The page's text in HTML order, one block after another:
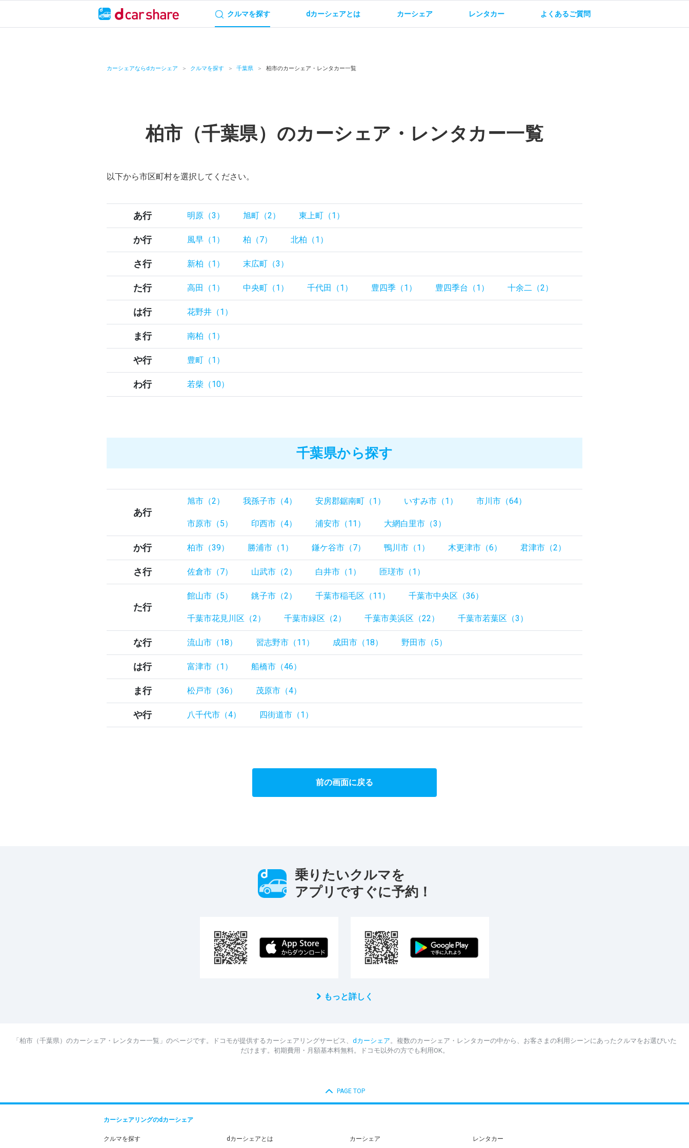
クルマを探す dカーシェアとは カーシェア レンタカー よくあるご質問
カーシェアならdカーシェア クルマを探す 千葉県 柏市のカーシェア・レンタカー一覧
柏市（千葉県）のカーシェア・レンタカー一覧
以下から市区町村を選択してください。
あ行 明原（3） 旭町（2） 東上町（1）
か行 風早（1） 柏（7） 北柏（1）
さ行 新柏（1） 末広町（3）
た行 高田（1） 中央町（1） 千代田（1） 豊四季（1） 豊四季台（1） 十余二（2）
は行 花野井（1）
ま行 南柏（1）
や行 豊町（1）
わ行 若柴（10）
千葉県から探す
あ行
旭市（2） 我孫子市（4） 安房郡鋸南町（1） いすみ市（1） 市川市（64）
市原市（5） 印西市（4） 浦安市（11） 大網白里市（3）
か行 柏市（39） 勝浦市（1） 鎌ケ谷市（7） 鴨川市（1） 木更津市（6） 君津市（2）
さ行 佐倉市（7） 山武市（2） 白井市（1） 匝瑳市（1）
た行
館山市（5） 銚子市（2） 千葉市稲毛区（11） 千葉市中央区（36）
千葉市花見川区（2） 千葉市緑区（2） 千葉市美浜区（22） 千葉市若葉区（3）
な行 流山市（18） 習志野市（11） 成田市（18） 野田市（5）
は行 富津市（1） 船橋市（46）
ま行 松戸市（36） 茂原市（4）
や行 八千代市（4） 四街道市（1）
前の画面に戻る
乗りたいクルマを
アプリですぐに予約！
もっと詳しく
「柏市（千葉県）のカーシェア・レンタカー一覧」のページです。ドコモが提供するカーシェアリングサービス、 dカーシェア。複数のカーシェア・レンタカーの中から、お客さまの利用シーンにあったクルマをお選びいた
だけます。初期費用・月額基本料無料。ドコモ以外の方でも利用OK。
PAGE TOP
カーシェアリングのdカーシェア
クルマを探す dカーシェアとは カーシェア レンタカー
よくあるご質問・お問い合わせ
アプリの使い方